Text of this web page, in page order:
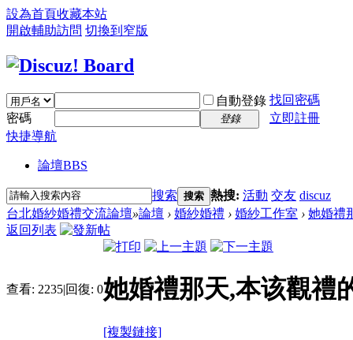
設為首頁收藏本站
開啟輔助訪問 切換到窄版
自動登錄 找回密碼
密碼
登錄
立即註冊
快捷導航
論壇BBS
搜索 搜索 熱搜: 活動 交友 discuz
台北婚紗婚禮交流論壇»論壇 › 婚紗婚禮 › 婚紗工作室 › 她婚禮
返回列表
查看: 2235|回復: 0她婚禮那天,本该觀禮
[複製鏈接]